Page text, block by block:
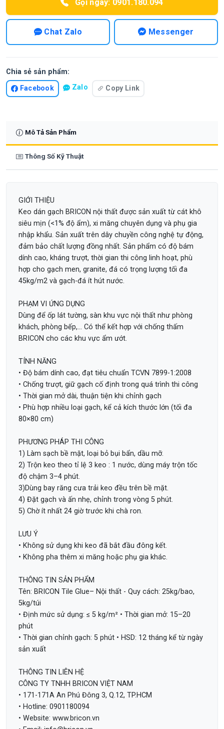
Gọi ngay: 0901.180.094
Chat Zalo Messenger
Chia sẻ sản phẩm:
Facebook Zalo Copy Link
Mô Tả Sản Phẩm
Thông Số Kỹ Thuật
GIỚI THIỆU
Keo dán gạch BRICON nội thất được sản xuất từ cát khô
siêu mịn (<1% độ ẩm), xi măng chuyên dụng và phụ gia
nhập khẩu. Sản xuất trên dây chuyền công nghệ tự động,
đảm bảo chất lượng đồng nhất. Sản phẩm có độ bám
dính cao, kháng trượt, thời gian thi công linh hoạt, phù
hợp cho gạch men, granite, đá có trọng lượng tối đa
45kg/m2 và gạch-đá ít hút nước.
PHẠM VI ỨNG DỤNG
Dùng để ốp lát tường, sàn khu vực nội thất như phòng
khách, phòng bếp,... Có thể kết hợp với chống thấm
BRICON cho các khu vực ẩm ướt.
TÍNH NĂNG
• Độ bám dính cao, đạt tiêu chuẩn TCVN 7899-1:2008
• Chống trượt, giữ gạch cố định trong quá trình thi công
• Thời gian mở dài, thuận tiện khi chỉnh gạch
• Phù hợp nhiều loại gạch, kể cả kích thước lớn (tối đa
80×80 cm)
PHƯƠNG PHÁP THI CÔNG
1) Làm sạch bề mặt, loại bỏ bụi bẩn, dầu mỡ.
2) Trộn keo theo tỉ lệ 3 keo : 1 nước, dùng máy trộn tốc
độ chậm 3–4 phút.
3)Dùng bay răng cưa trải keo đều trên bề mặt.
4) Đặt gạch và ấn nhẹ, chỉnh trong vòng 5 phút.
5) Chờ ít nhất 24 giờ trước khi chà ron.
LƯU Ý
• Không sử dụng khi keo đã bắt đầu đông kết.
• Không pha thêm xi măng hoặc phụ gia khác.
THÔNG TIN SẢN PHẨM
Tên: BRICON Tile Glue– Nội thất - Quy cách: 25kg/bao,
5kg/túi
• Định mức sử dụng: ≤ 5 kg/m² • Thời gian mở: 15–20
phút
• Thời gian chỉnh gạch: 5 phút • HSD: 12 tháng kể từ ngày
sản xuất
THÔNG TIN LIÊN HỆ
CÔNG TY TNHH BRICON VIỆT NAM
• 171-171A An Phú Đông 3, Q.12, TP.HCM
• Hotline: 0901180094
• Website: www.bricon.vn